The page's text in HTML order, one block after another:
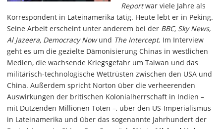
Reportwar viele Jahre als
Korrespondent in Lateinamerika tätig. Heute lebt er in Peking.
Seine Arbeit erscheint unter anderem bei der BBC, Sky News,
Al Jazeera, Democracy Nowund The Intercept. Im Interview
geht es um die gezielte Dämonisierung Chinas in westlichen
Medien, die wachsende Kriegsgefahr um Taiwan und das
militärisch-technologische Wettrüsten zwischen den USA und
China. Außerdem spricht Norton über die verheerenden
Auswirkungen der britischen Kolonialherrschaft in Indien –
mit Dutzenden Millionen Toten –, über den US-Imperialismus
in Lateinamerika und über das sogenannte Jahrhundert der